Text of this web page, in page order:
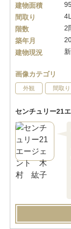
建物面積
間取り
階数
2
築年月
建物現況
画像カテゴリ
外観 間取り
センチュリー21